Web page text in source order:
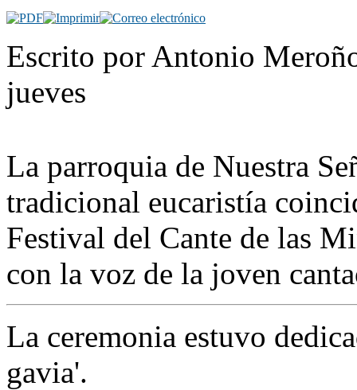
Escrito por Antonio
jueves
La parroquia de Nuestra
tradicional eucaristía
Festival del Cante de las
con la voz de la joven
La ceremonia estuvo
gavia'.